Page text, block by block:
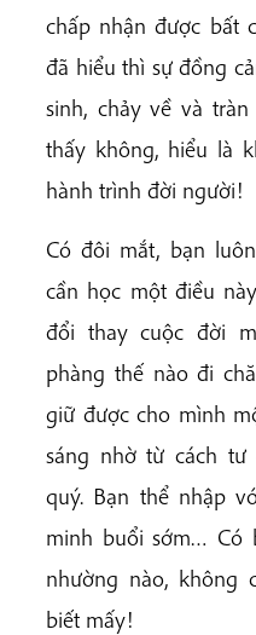
chấp nhận được bất
đã hiểu thì sự đồng
sinh, chảy về và
thấy không, hiểu là
hành trình đời người!
Có đôi mắt, bạn
cần học một điều
đổi thay cuộc đời
phàng thế nào đi
giữ được cho mình
sáng nhờ từ cách
quý. Bạn thể nhập
minh buổi sớm… Có
nhường nào, không
biết mấy!